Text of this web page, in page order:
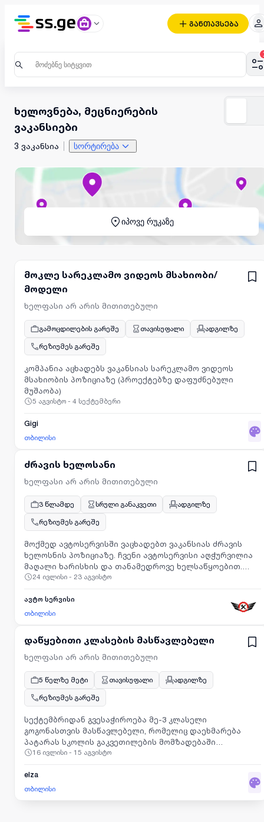
განთავსება
ხელოვნება, მეცნიერების
ვაკანსიები
3 ვაკანსია სორტირება
იპოვე რუკაზე
მოკლე სარეკლამო ვიდეოს მსახიობი/
მოდელი
ხელფასი არ არის მითითებული
გამოცდილების გარეშე თავისუფალი
ადგილზე
რეზიუმეს გარეშე
კომპანია აცხადებს ვაკანსიას სარეკლამო ვიდეოს
მსახიობის პოზიციაზე (პროექტებზე დაფუძნებული
მუშაობა)
5 აგვისტო - 4 სექტემბერი
Gigi
თბილისი
ძრავის ხელოსანი
ხელფასი არ არის მითითებული
3 წლამდე სრული განაკვეთი
ადგილზე
რეზიუმეს გარეშე
მოქმედ ავტოსერვისში ვაცხადებთ ვაკანსიას ძრავის
ხელოსნის პოზიციაზე. ჩვენი ავტოსერვისი აღჭურვილია
მაღალი ხარისხის და თანამედროვე ხელსაწყოებით.
ანაზღაურება არის როგორც ფიქსირებული, ისე
24 ივლისი - 23 აგვისტო
ავტო სერვისი
თბილისი
დაწყებითი კლასების მასწავლებელი
ხელფასი არ არის მითითებული
5 წელზე მეტი თავისუფალი
ადგილზე
რეზიუმეს გარეშე
სექტემბრიდან გვესაჭიროება მე-3 კლასელი
გოგონასთვის მასწავლებელი, რომელიც დაეხმარება
პატარას სკოლის გაკვეთილების მომზადებაში
ყოველდღე, შაბათ-კვირის გარდა, 3 საათიდან 6
16 ივლისი - 15 აგვისტო
elza
თბილისი